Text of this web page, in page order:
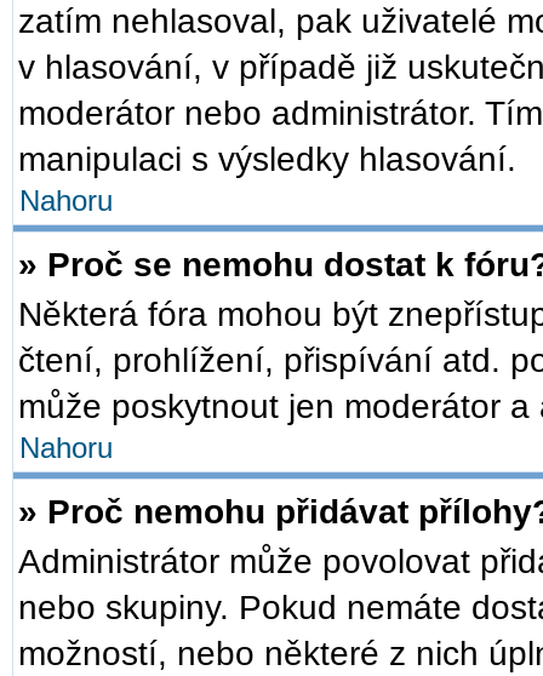
zatím nehlasoval, pak uživatelé
v hlasování, v případě již
moderátor nebo administrátor.
manipulaci s výsledky hlasování.
Nahoru
» Proč se nemohu dostat k
Některá fóra mohou být
čtení, prohlížení, přispívání atd.
může poskytnout jen moderátor
Nahoru
» Proč nemohu přidávat
Administrátor může povolovat
nebo skupiny. Pokud nemáte
možností, nebo některé z nich